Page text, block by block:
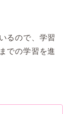
るので、学習
での学習を進